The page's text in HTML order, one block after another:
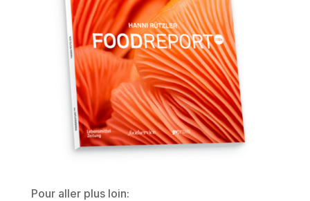
Pour aller plus loin: